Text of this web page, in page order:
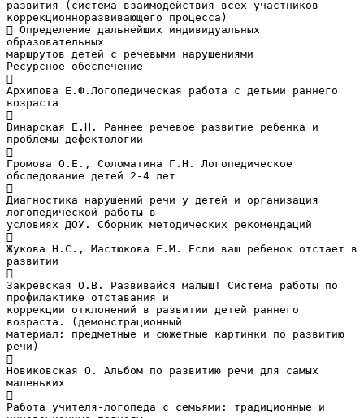
развития (система взаимодействия всех участников
коррекционноразвивающего процесса)
 Определение дальнейших индивидуальных
образовательных
маршрутов детей с речевыми нарушениями
Ресурсное обеспечение

Архипова Е.Ф.Логопедическая работа с детьми раннего
возраста

Винарская Е.Н. Раннее речевое развитие ребенка и
проблемы дефектологии

Громова О.Е., Соломатина Г.Н. Логопедическое
обследование детей 2-4 лет

Диагностика нарушений речи у детей и организация
логопедической работы в
условиях ДОУ. Сборник методических рекомендаций

Жукова Н.С., Мастюкова Е.М. Если ваш ребенок отстает в
развитии

Закревская О.В. Развивайся малыш! Система работы по
профилактике отставания и
коррекции отклонений в развитии детей раннего
возраста. (демонстрационный
материал: предметные и сюжетные картинки по развитию
речи)

Новиковская О. Альбом по развитию речи для самых
маленьких

Работа учителя-логопеда с семьями: традиционные и